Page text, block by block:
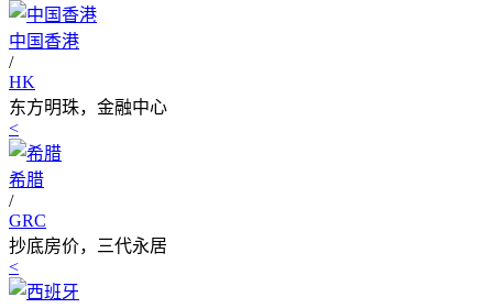
中国香港
/
HK
东方明珠，金融中心
<
希腊
/
GRC
抄底房价，三代永居
<